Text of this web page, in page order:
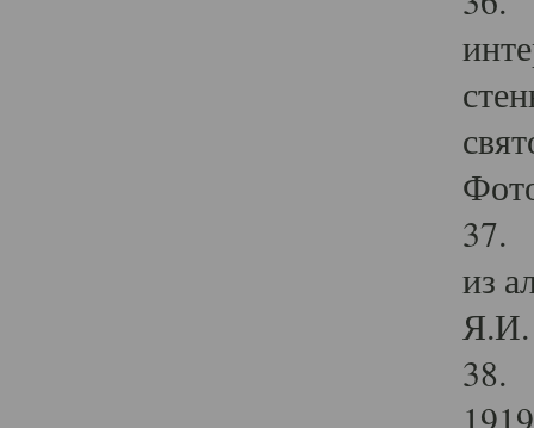
37.
из
Я.И.
38.